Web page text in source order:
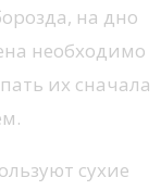
на дно
необходимо
их сначала
сухие